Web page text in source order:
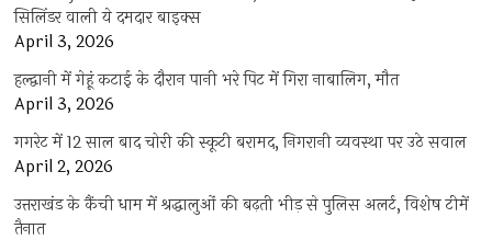
सिलिंडर वाली ये दमदार बाइक्स
April 3, 2026
हल्द्वानी में गेहूं कटाई के दौरान पानी भरे पिट में गिरा नाबालिग, मौत
April 3, 2026
गगरेट में 12 साल बाद चोरी की स्कूटी बरामद, निगरानी व्यवस्था पर उठे सवाल
April 2, 2026
उत्तराखंड के कैंची धाम में श्रद्धालुओं की बढ़ती भीड़ से पुलिस अलर्ट, विशेष टीमें
तैनात